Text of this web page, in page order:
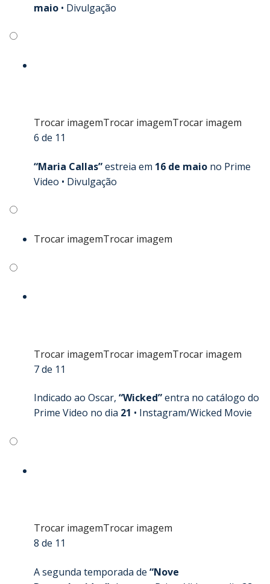
maio • Divulgação
Trocar imagemTrocar imagemTrocar imagem
6 de 11
“Maria Callas”estreia em 16 de maio no Prime
Video • Divulgação
Trocar imagemTrocar imagem
Trocar imagemTrocar imagemTrocar imagem
7 de 11
Indicado ao Oscar, “Wicked”entra no catálogo do
Prime Video no dia 21 • Instagram/Wicked Movie
Trocar imagemTrocar imagem
8 de 11
A segunda temporada de “Nove